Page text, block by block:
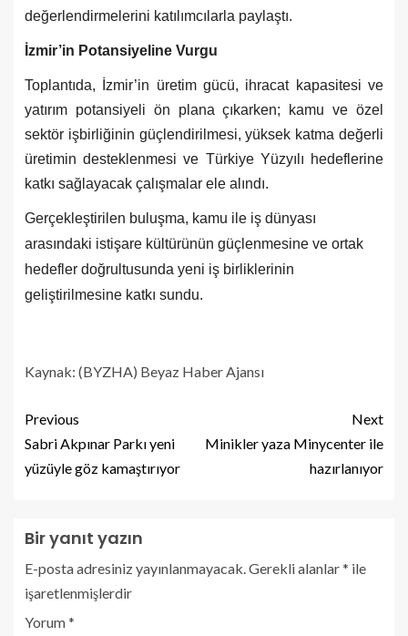
değerlendirmelerini katılımcılarla paylaştı.
İzmir’in Potansiyeline Vurgu
Toplantıda, İzmir’in üretim gücü, ihracat kapasitesi ve
yatırım potansiyeli ön plana çıkarken; kamu ve özel
sektör işbirliğinin güçlendirilmesi, yüksek katma değerli
üretimin desteklenmesi ve Türkiye Yüzyılı hedeflerine
katkı sağlayacak çalışmalar ele alındı.
Gerçekleştirilen buluşma, kamu ile iş dünyası
arasındaki istişare kültürünün güçlenmesine ve ortak
hedefler doğrultusunda yeni iş birliklerinin
geliştirilmesine katkı sundu.
Kaynak: (BYZHA) Beyaz Haber Ajansı
Previous
Sabri Akpınar Parkı yeni
yüzüyle göz kamaştırıyor
Next
Minikler yaza Minycenter ile
hazırlanıyor
Bir yanıt yazın
E-posta adresiniz yayınlanmayacak. Gerekli alanlar* ile
işaretlenmişlerdir
Yorum*